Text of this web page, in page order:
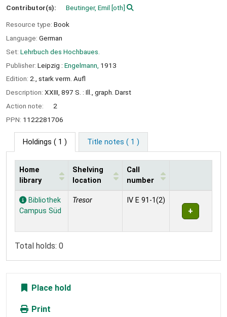
Contributor(s): Beutinger, Emil [oth]
Resource type: Book
Language: German
Set: Lehrbuch des Hochbaues.
Publisher: Leipzig : Engelmann, 1913
Edition: 2., stark verm. Aufl
Description: XXIII, 897 S. : Ill., graph. Darst
Action note:
2
PPN: 1122281706
Holdings ( 1 ) Title notes ( 1 )
Holdings
Home
library
Shelving
location
Call
number
Bibliothek
Campus Süd
Tresor IV E 91-1(2)
Total holds: 0
Place hold
Print